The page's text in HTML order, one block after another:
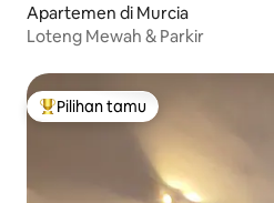
Apartemen di Murcia
Loteng Mewah & Parkir
Pilihan tamu terpopuler
Pilihan tamu